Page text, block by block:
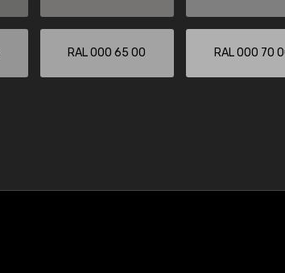
RAL 000 65 00 RAL 000 70